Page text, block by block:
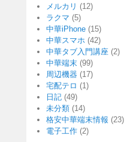
メルカリ (12)
ラクマ (5)
中華iPhone (15)
中華スマホ (42)
中華タブ入門講座 (2)
中華端末 (99)
周辺機器 (17)
宅配テロ (1)
日記 (49)
未分類 (14)
格安中華端末情報 (23)
電子工作 (2)